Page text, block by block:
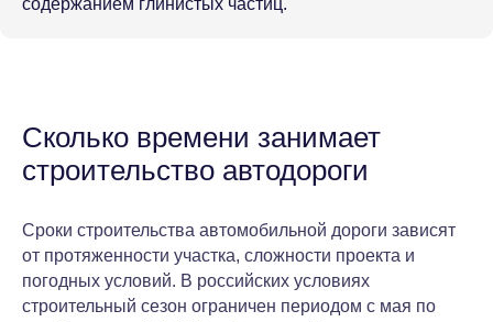
содержанием глинистых частиц.
Сколько времени занимает
строительство автодороги
Сроки строительства автомобильной дороги зависят
от протяженности участка, сложности проекта и
погодных условий. В российских условиях
строительный сезон ограничен периодом с мая по
Нормы, правила, стандарты
и законодательство РФ
Сертификация
Помощник метролога
Химическая промышленность
Подрядные организации